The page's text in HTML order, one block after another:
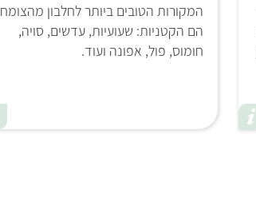
המקורות הטובים ביותר לחלבון מהצומח
הם הקטניות: שעועיות, עדשים, סויה,
חומוס, פול, אפונה ועוד.